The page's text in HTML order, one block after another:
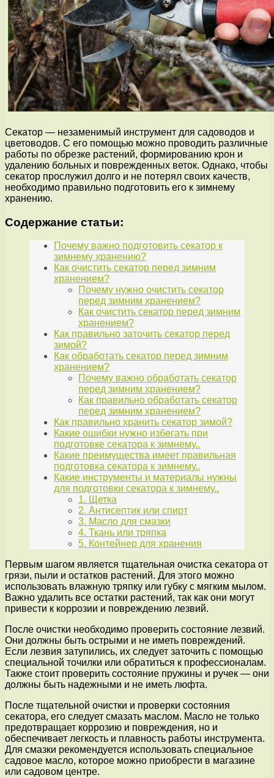
Секатор — незаменимый инструмент для садоводов и
цветоводов. С его помощью можно проводить различные
работы по обрезке растений, формированию крон и
удалению больных и поврежденных веток. Однако, чтобы
секатор прослужил долго и не потерял своих качеств,
необходимо правильно подготовить его к зимнему
хранению.
Содержание статьи:
Почему важно подготовить секатор к
зимнему хранению?
Как очистить секатор перед зимним
хранением?
Почему нужно очистить секатор
перед зимним хранением?
Как очистить секатор перед зимним
хранением?
Как правильно заточить секатор перед
зимой?
Как обработать секатор перед зимним
хранением?
Почему важно обработать секатор
перед зимним хранением?
Как правильно обработать секатор
перед зимним хранением?
Как правильно хранить секатор зимой?
Какие ошибки нужно избегать при
подготовке секатора к зимнему..
Какие преимущества имеет правильная
подготовка секатора к зимнему..
Какие инструменты и материалы нужны
для подготовки секатора к зимнему..
1. Щетка
2. Антисептик или спирт
3. Масло для смазки
4. Ткань или тряпка
5. Контейнер для хранения
Первым шагом является тщательная очистка секатора от
грязи, пыли и остатков растений. Для этого можно
использовать влажную тряпку или губку с мягким мылом.
Важно удалить все остатки растений, так как они могут
привести к коррозии и повреждению лезвий.
После очистки необходимо проверить состояние лезвий.
Они должны быть острыми и не иметь повреждений.
Если лезвия затупились, их следует заточить с помощью
специальной точилки или обратиться к профессионалам.
Также стоит проверить состояние пружины и ручек — они
должны быть надежными и не иметь люфта.
После тщательной очистки и проверки состояния
секатора, его следует смазать маслом. Масло не только
предотвращает коррозию и повреждения, но и
обеспечивает легкость и плавность работы инструмента.
Для смазки рекомендуется использовать специальное
садовое масло, которое можно приобрести в магазине
или садовом центре.